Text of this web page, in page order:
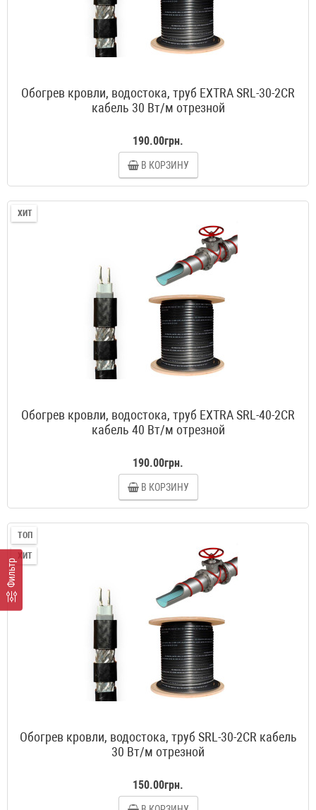
Фильтр
Обогрев кровли, водостока, труб EXTRA SRL-30-2CR
кабель 30 Вт/м отрезной
190.00грн.
В КОРЗИНУ
ХИТ
Обогрев кровли, водостока, труб EXTRA SRL-40-2CR
кабель 40 Вт/м отрезной
190.00грн.
В КОРЗИНУ
ТОП
ХИТ
Обогрев кровли, водостока, труб SRL-30-2CR кабель
30 Вт/м отрезной
150.00грн.